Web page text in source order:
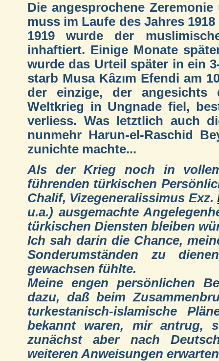
Die angesprochene
muss im Laufe des Jahres
1919 wurde der
inhaftiert. Einige Monate
wurde das Urteil später in ein
starb Musa Kâzım Efendi am
der einzige, der angesichts
Weltkrieg in Ungnade fiel,
verliess. Was letztlich auch
nunmehr Harun-el-Raschid
zunichte machte...
Als der Krieg noch in
führenden türkischen
Chalif, Vizegeneralissimus Exz.
u.a.) ausgemachte
türkischen Diensten bleiben
Ich sah darin die Chance,
Sonderumständen zu
gewachsen fühlte.
Meine engen persönlichen
dazu, daß beim
turkestanisch-islamische
bekannt waren, mir antrug,
zunächst aber nach
weiteren Anweisungen